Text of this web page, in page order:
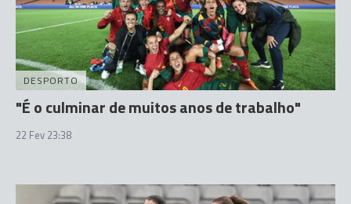
DESPORTO
"É o culminar de muitos anos de trabalho"
22 Fev 23:38